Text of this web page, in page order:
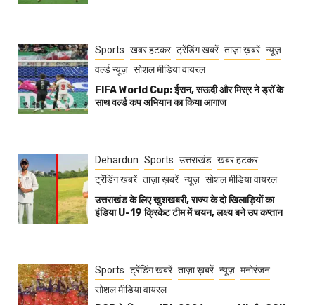
Sports खबर हटकर ट्रेंडिंग खबरें ताज़ा ख़बरें न्यूज़
वर्ल्ड न्यूज़ सोशल मीडिया वायरल
FIFA World Cup: ईरान, सऊदी और मिस्र ने ड्रॉ के
साथ वर्ल्ड कप अभियान का किया आगाज
Dehardun Sports उत्तराखंड खबर हटकर
ट्रेंडिंग खबरें ताज़ा ख़बरें न्यूज़ सोशल मीडिया वायरल
उत्तराखंड के लिए खुशखबरी, राज्य के दो खिलाड़ियों का
इंडिया U-19 क्रिकेट टीम में चयन, लक्ष्य बने उप कप्तान
Sports ट्रेंडिंग खबरें ताज़ा ख़बरें न्यूज़ मनोरंजन
सोशल मीडिया वायरल